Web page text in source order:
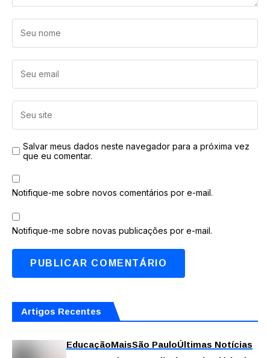
Salvar meus dados neste navegador para a próxima vez
que eu comentar.
Notifique-me sobre novos comentários por e-mail.
Notifique-me sobre novas publicações por e-mail.
Artigos Recentes
EducaçãoMaisSão PauloÚltimas Notícias